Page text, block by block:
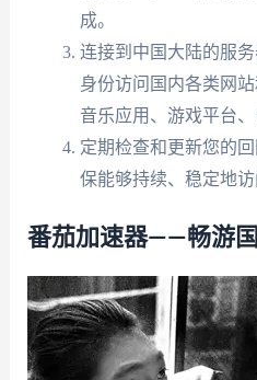
成。
连接到中国大陆的服
身份访问国内各类网
音乐应用、游戏平台、
定期检查和更新您的
保能够持续、稳定地访
番茄加速器——畅游